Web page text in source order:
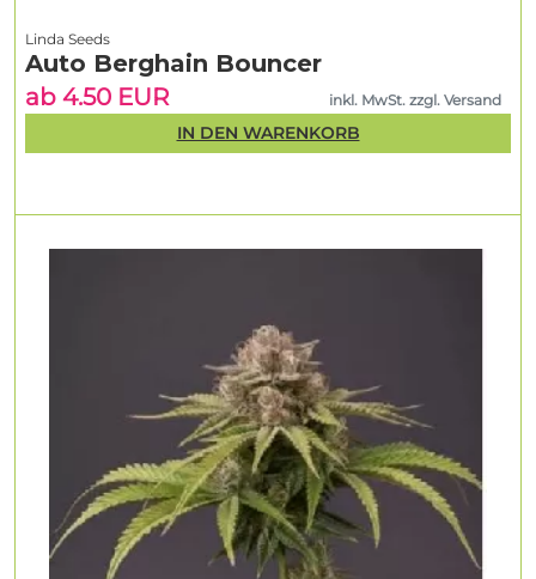
Linda Seeds
Auto Berghain Bouncer
ab 4.50 EUR
inkl. MwSt. zzgl. Versand
IN DEN WARENKORB